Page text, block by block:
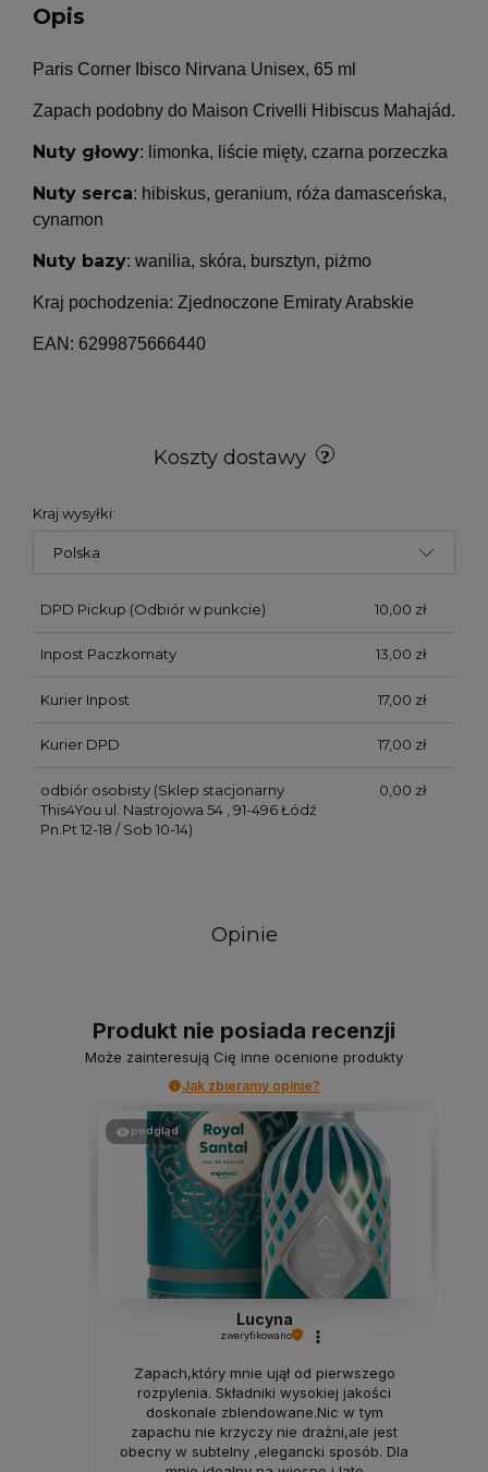
Opis
Paris Corner Ibisco Nirvana Unisex, 65 ml
Zapach podobny do Maison Crivelli Hibiscus Mahajád.
Nuty głowy: limonka, liście mięty, czarna porzeczka
Nuty serca: hibiskus, geranium, róża damasceńska,
cynamon
Nuty bazy: wanilia, skóra, bursztyn, piżmo
Kraj pochodzenia: Zjednoczone Emiraty Arabskie
EAN: 6299875666440
Koszty dostawy
Kraj wysyłki:
DPD Pickup (Odbiór w punkcie) 10,00 zł
Inpost Paczkomaty 13,00 zł
Kurier Inpost 17,00 zł
Kurier DPD 17,00 zł
odbiór osobisty(Sklep stacjonarny
This4You ul. Nastrojowa 54 , 91-496 Łódź
Pn.Pt 12-18 / Sob 10-14)
0,00 zł
Opinie
Produkt nie posiada recenzji
Może zainteresują Cię inne ocenione produkty
Jak zbieramy opinie?
podgląd
Lucyna
zweryfikowano
Zapach,który mnie ujął od pierwszego
rozpylenia. Składniki wysokiej jakości
doskonale zblendowane.Nic w tym
zapachu nie krzyczy nie drażni,ale jest
obecny w subtelny ,elegancki sposób. Dla